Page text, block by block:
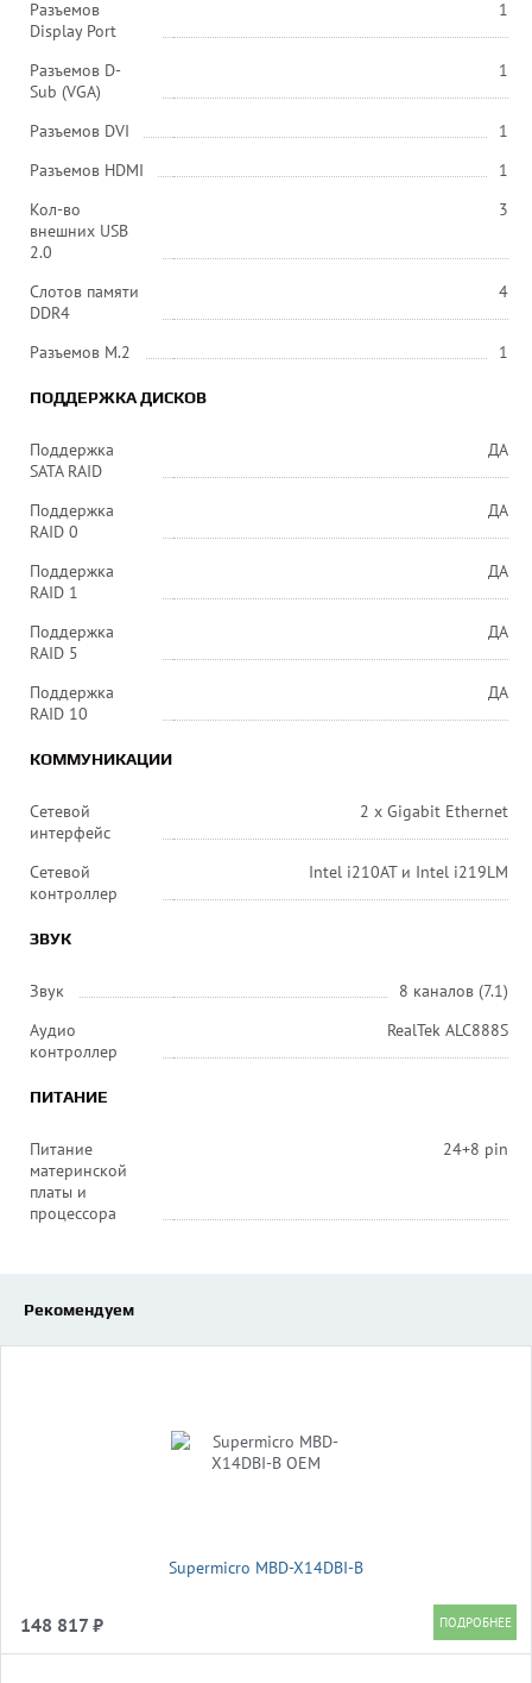
Разъемов
Display Port
1
Разъемов D-
Sub (VGA)
1
Разъемов DVI
1
Разъемов HDMI
1
Кол-во
внешних USB
2.0
3
Слотов памяти
DDR4
4
Разъемов M.2 1
ПОДДЕРЖКА ДИСКОВ
Поддержка
SATA RAID
ДА
Поддержка
RAID 0
ДА
Поддержка
RAID 1
ДА
Поддержка
RAID 5
ДА
Поддержка
RAID 10
ДА
КОММУНИКАЦИИ
Сетевой
интерфейс
2 х Gigabit Ethernet
Сетевой
контроллер
Intel i210AT и Intel i219LM
ЗВУК
Звук
8 каналов (7.1)
Аудио
контроллер
RealTek ALC888S
ПИТАНИЕ
Питание
материнской
платы и
процессора
24+8 pin
Рекомендуем
Supermicro MBD-X14DBI-B
148 817 ₽